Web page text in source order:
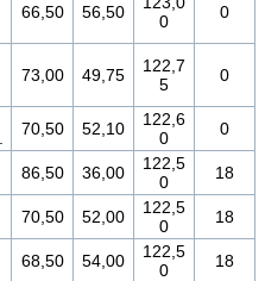
66,50 56,50
0
0
73,00 49,75
122,7
5
0
70,50 52,10
122,6
0
0
86,50 36,00
122,5
0
18
70,50 52,00
122,5
0
18
68,50 54,00
122,5
0
18